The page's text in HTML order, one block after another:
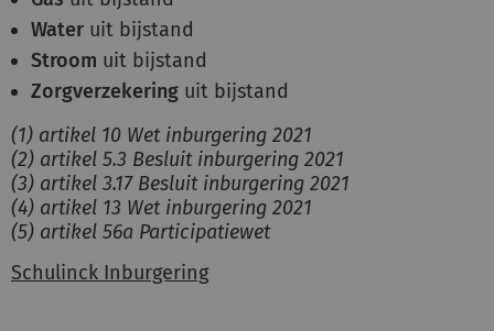
Water uit bijstand
Stroom uit bijstand
Zorgverzekering uit bijstand
(1) artikel 10 Wet inburgering 2021
(2) artikel 5.3 Besluit inburgering 2021
(3) artikel 3.17 Besluit inburgering 2021
(4) artikel 13 Wet inburgering 2021
(5) artikel 56a Participatiewet
Schulinck Inburgering